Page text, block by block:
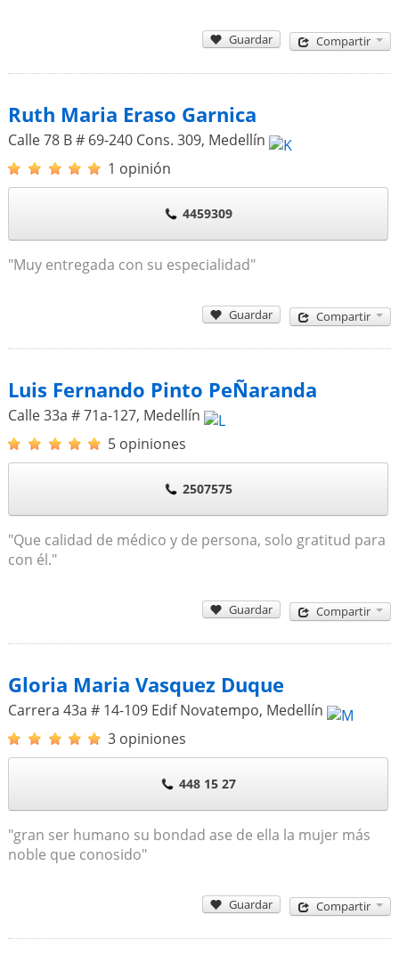
Guardar Compartir
Ruth Maria Eraso Garnica
Calle 78 B # 69-240 Cons. 309, Medellín
1 opinión
4459309
"Muy entregada con su especialidad"
Guardar Compartir
Luis Fernando Pinto PeÑaranda
Calle 33a # 71a-127, Medellín
5 opiniones
2507575
"Que calidad de médico y de persona, solo gratitud para
con él."
Guardar Compartir
Gloria Maria Vasquez Duque
Carrera 43a # 14-109 Edif Novatempo, Medellín
3 opiniones
448 15 27
"gran ser humano su bondad ase de ella la mujer más
noble que conosido"
Guardar Compartir